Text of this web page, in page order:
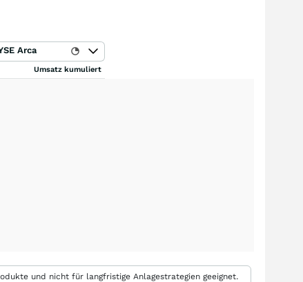
Arca
Umsatz kumuliert
und nicht für langfristige Anlagestrategien geeignet.